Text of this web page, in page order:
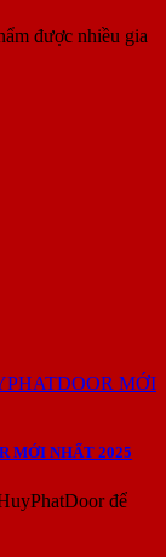
được nhiều gia
MỚI NHẤT 2025
để